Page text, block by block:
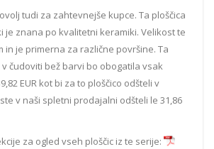
tudi za zahtevnejše kupce. Ta ploščica
je znana po kvalitetni keramiki. Velikost te
in je primerna za različne površine. Ta
čudoviti bež barvi bo obogatila vsak
EUR kot bi za to ploščico odšteli v
v naši spletni prodajalni odšteli le 31,86
za ogled vseh ploščic iz te serije: